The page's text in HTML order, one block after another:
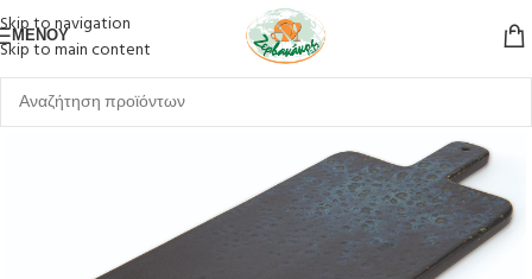
Skip to navigation
Skip to main content
ΜΕΝΟΎ